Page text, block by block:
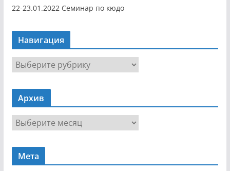
22-23.01.2022 Семинар по кюдо
Навигация
Н
а
в
г
я
Архив
р
х
Мета